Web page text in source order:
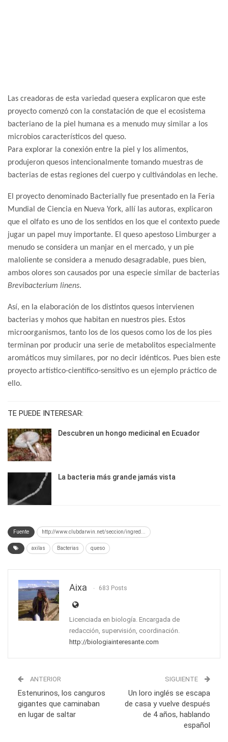
Las creadoras de esta variedad quesera explicaron que este
proyecto comenzó con la constatación de que el ecosistema
bacteriano de la piel humana es a menudo muy similar a los
microbios característicos del queso.
Para explorar la conexión entre la piel y los alimentos,
produjeron quesos intencionalmente tomando muestras de
bacterias de estas regiones del cuerpo y cultivándolas en leche.
El proyecto denominado Bacterially fue presentado en la Feria
Mundial de Ciencia en Nueva York, allí las autoras, explicaron
que el olfato es uno de los sentidos en los que el contexto puede
jugar un papel muy importante. El queso apestoso Limburger a
menudo se considera un manjar en el mercado, y un pie
maloliente se considera a menudo desagradable, pues bien,
ambos olores son causados por una especie similar de bacterias
Brevibacterium linens.
Así, en la elaboración de los distintos quesos intervienen
bacterias y mohos que habitan en nuestros pies. Estos
microorganismos, tanto los de los quesos como los de los pies
terminan por producir una serie de metabolitos especialmente
aromáticos muy similares, por no decir idénticos. Pues bien este
proyecto artístico-científico-sensitivo es un ejemplo práctico de
ello.
TE PUEDE INTERESAR:
Descubren un hongo medicinal en Ecuador
La bacteria más grande jamás vista
Fuente http://www.clubdarwin.net/seccion/ingred...
axilas Bacterias queso
Aixa 683 Posts
Licenciada en biología. Encargada de
redacción, supervisión, coordinación.
http://biologiainteresante.com
ANTERIOR
Estenurinos, los canguros
gigantes que caminaban
en lugar de saltar
SIGUIENTE
Un loro inglés se escapa
de casa y vuelve después
de 4 años, hablando
español